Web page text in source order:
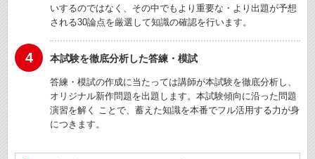
いするのではなく、その中でもより重要な・より出題が予想
される30論点を厳選して知識の確認を行います。
4 本試験を徹底分析した答練・模試
答練・模試の作成に当たっては講師が本試験を徹底分析し、
オリジナル新作問題を出題します。本試験傾向に沿った問題
演習を解く ことで、蓄えた知識を本番でフル活用する力が身
につきます。